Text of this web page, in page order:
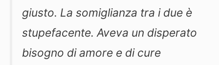
giusto. La somiglianza tra i due è
stupefacente. Aveva un disperato
bisogno di amore e di cure